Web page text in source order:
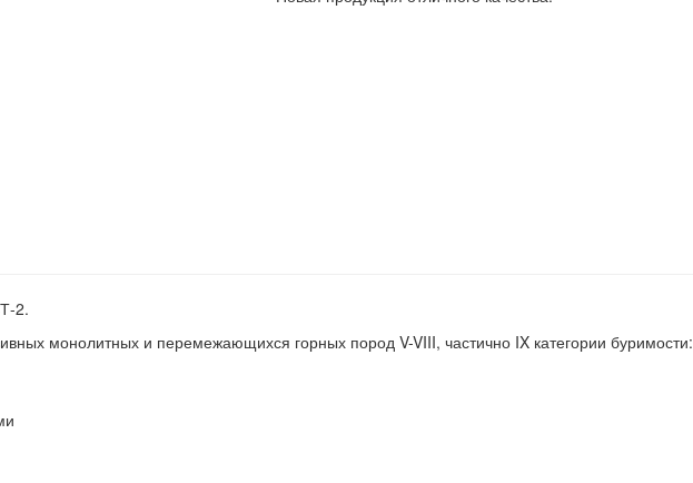
2.
монолитных и перемежающихся горных пород V-VIII, частично IX категории буримости: